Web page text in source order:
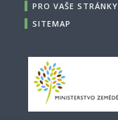
PRO VAŠE STRÁNKY
SITEMAP